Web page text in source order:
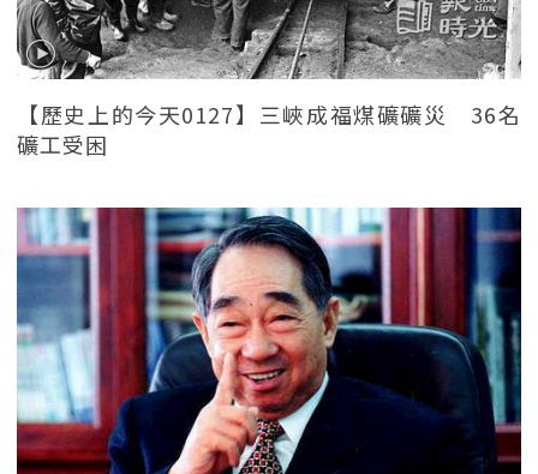
【歷史上的今天0127】三峽成福煤礦礦災 36名
礦工受困